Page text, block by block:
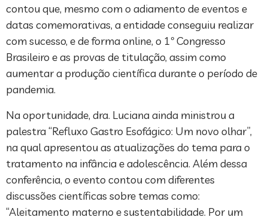
contou que, mesmo com o adiamento de eventos e
datas comemorativas, a entidade conseguiu realizar
com sucesso, e de forma online, o 1º Congresso
Brasileiro e as provas de titulação, assim como
aumentar a produção científica durante o período de
pandemia.
Na oportunidade, dra. Luciana ainda ministrou a
palestra “Refluxo Gastro Esofágico: Um novo olhar”,
na qual apresentou as atualizações do tema para o
tratamento na infância e adolescência. Além dessa
conferência, o evento contou com diferentes
discussões científicas sobre temas como:
“Aleitamento materno e sustentabilidade. Por um